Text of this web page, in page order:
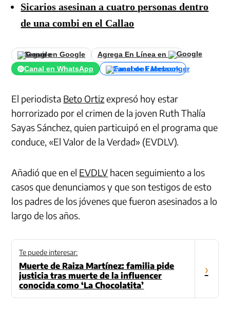
Sicarios asesinan a cuatro personas dentro
de una combi en el Callao
Seguir en Google
Agrega En Línea en
Canal en WhatsApp
Canal de Facebook
El periodista Beto Ortizexpresó hoy estar
horrorizado por el crimen de la joven Ruth Thalía
Sayas Sánchez, quien particuipó en el programa que
conduce, «El Valor de la Verdad» (EVDLV).
Añadió que en el EVDLV hacen seguimiento a los
casos que denunciamos y que son testigos de esto
los padres de los jóvenes que fueron asesinados a lo
largo de los años.
Te puede interesar:
Muerte de Raiza Martínez: familia pide
justicia tras muerte de la influencer
conocida como ‘La Chocolatita’
›